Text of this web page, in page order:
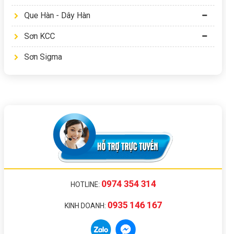
Que Hàn - Dây Hàn
Sơn KCC
Sơn Sigma
HOTLINE: 0974 354 314
KINH DOANH: 0935 146 167